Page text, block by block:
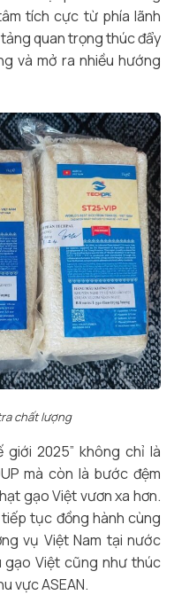
tích cực từ phía lãnh
quan trọng thúc đẩy
và mở ra nhiều hướng
chất lượng
giới 2025” không chỉ là
mà còn là bước đệm
gạo Việt vươn xa hơn.
tiếp tục đồng hành cùng
vụ Việt Nam tại nước
gạo Việt cũng như thúc
vực ASEAN.